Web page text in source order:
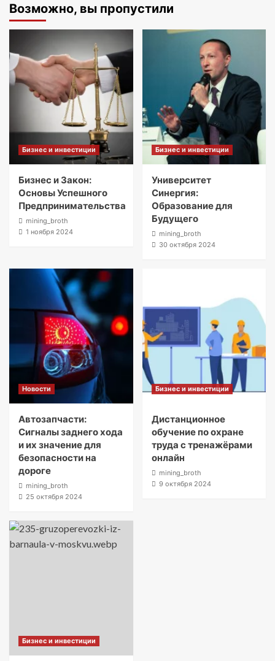
Возможно, вы пропустили
Бизнес и инвестиции
Бизнес и Закон:
Основы Успешного
Предпринимательства
mining_broth
1 ноября 2024
Бизнес и инвестиции
Университет
Синергия:
Образование для
Будущего
mining_broth
30 октября 2024
Новости
Автозапчасти:
Сигналы заднего хода
и их значение для
безопасности на
дороге
mining_broth
25 октября 2024
Бизнес и инвестиции
Дистанционное
обучение по охране
труда с тренажёрами
онлайн
mining_broth
9 октября 2024
Бизнес и инвестиции